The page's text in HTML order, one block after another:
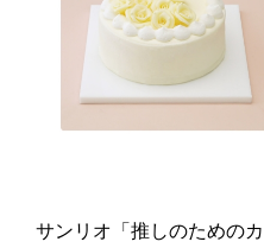
サンリオ「推しのための